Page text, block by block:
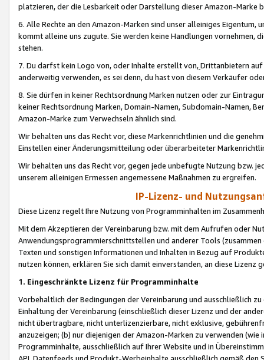
platzieren, der die Lesbarkeit oder Darstellung dieser Amazon-Marke
6. Alle Rechte an den Amazon-Marken sind unser alleiniges
kommt alleine uns zugute. Sie werden keine Handlungen vornehmen,
stehen.
7. Du darfst kein Logo von, oder Inhalte erstellt von,Drittanbietern auf
anderweitig verwenden, es sei denn, du hast von diesem Verkäufer
8. Sie dürfen in keiner Rechtsordnung Marken nutzen oder zur
keiner Rechtsordnung Marken, Domain-Namen, Subdomain-Namen,
Amazon-Marke zum Verwechseln ähnlich sind.
Wir behalten uns das Recht vor, diese Markenrichtlinien und die
Einstellen einer Änderungsmitteilung oder überarbeiteter
Wir behalten uns das Recht vor, gegen jede unbefugte Nutzung bzw.
unserem alleinigen Ermessen angemessene Maßnahmen zu ergreifen.
IP-Lizenz- und
Diese Lizenz regelt Ihre Nutzung von Programminhalten im
Mit dem Akzeptieren der Vereinbarung bzw. mit dem Aufrufen oder
Anwendungsprogrammierschnittstellen und anderer Tools (zusammen
Texten und sonstigen Informationen und Inhalten in Bezug auf
nutzen können, erklären Sie sich damit einverstanden, an diese Lizenz
1. Eingeschränkte Lizenz für Programminhalte
Vorbehaltlich der Bedingungen der Vereinbarung und ausschließlich
Einhaltung der Vereinbarung (einschließlich dieser Lizenz und der
nicht übertragbare, nicht unterlizenzierbare, nicht exklusive,
anzuzeigen; (b) nur diejenigen der Amazon-Marken zu verwenden
Programminhalte, ausschließlich auf Ihrer Website und in
API, Datenfeeds und Produkt-Werbeinhalte ausschließlich gemäß